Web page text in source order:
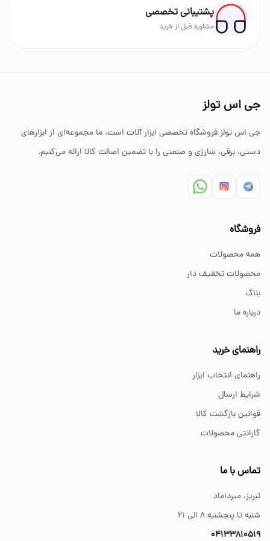
برندهای حرفه‌ای عرضه می‌شود.
ضمانت اصالت کالا
مشاوره تخصصی خرید ابزار
برای کارهای خانگی معمولاً ابزارهای سبک مانند دریل شارژی،
از کجا ابزار اصل بخریم؟
پشتیبانی تخصصی
مشاوره قبل از خرید
جی اس تولز
جی اس تولز فروشگاه تخصصی ابزار آلات است. ما مجموعه‌ای از ابزارهای
دستی، برقی، شارژی و صنعتی را با تضمین اصالت کالا ارائه می‌کنیم.
فروشگاه
همه محصولات
محصولات تخفیف دار
بلاگ
درباره ما
راهنمای خرید
راهنمای انتخاب ابزار
شرایط ارسال
قوانین بازگشت کالا
گارانتی محصولات
تماس با ما
تبریز، میرداماد
شنبه تا پنجشنبه ۸ الی ۲۱
04133810519